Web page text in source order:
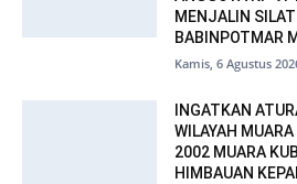
MENJALIN
BABINPOTMAR
Kamis, 6 Agustus
INGATKAN
WILAYAH
2002 MUARA
HIMBAUAN